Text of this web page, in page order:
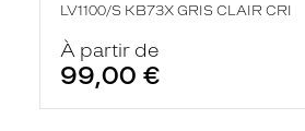
LV1100/S KB73X GRIS CLAIR CRI
À partir de
99,00 €